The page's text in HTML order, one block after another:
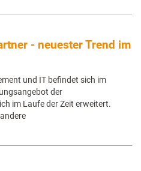
- neuester Trend im
und IT befindet sich im
der
im Laufe der Zeit erweitert.